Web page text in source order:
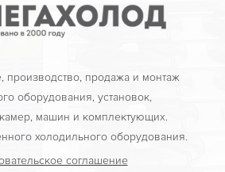
производство, продажа и монтаж
оборудования, установок,
машин и комплектующих.
холодильного оборудования.
соглашение